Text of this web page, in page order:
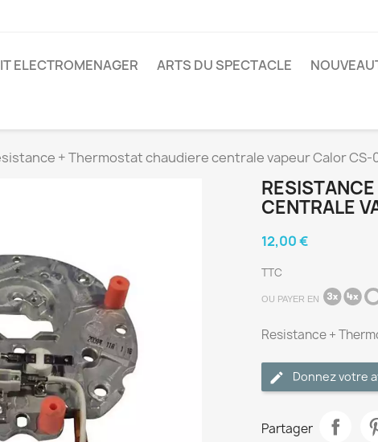
ELECTROMENAGER ARTS DU SPECTACLE
+ Thermostat chaudiere centrale vapeur Calor CS-
CENTRALE
12,00 €
TTC
OU PAYER EN
Resistance +
Donnez votre
Partager